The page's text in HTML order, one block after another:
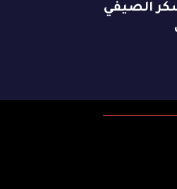
الصيفي